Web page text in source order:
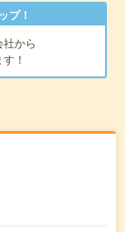
プ！
社から
！